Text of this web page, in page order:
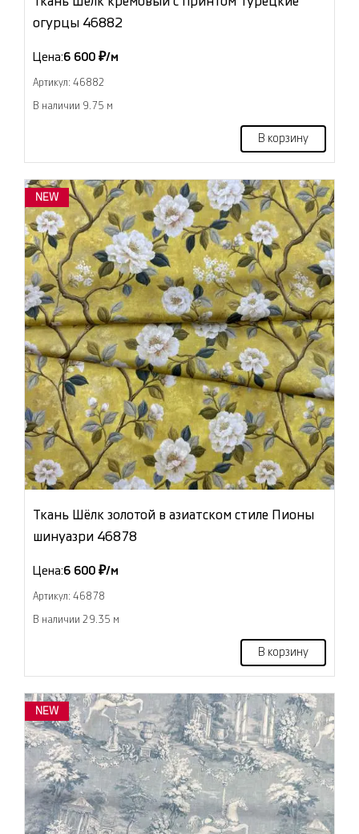
огурцы 46882
Цена:6 600 ₽/м
Артикул: 46882
В наличии 9.75 м
В корзину
NEW
Ткань Шёлк золотой в азиатском стиле Пионы
шинуазри 46878
Цена:6 600 ₽/м
Артикул: 46878
В наличии 29.35 м
В корзину
NEW